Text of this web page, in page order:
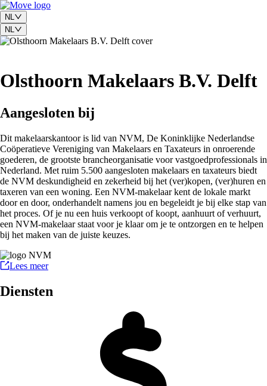
NL
NL
Olsthoorn Makelaars B.V. Delft
Aangesloten bij
Dit makelaarskantoor is lid van NVM, De Koninklijke Nederlandse
Coöperatieve Vereniging van Makelaars en Taxateurs in onroerende
goederen, de grootste brancheorganisatie voor vastgoedprofessionals in
Nederland. Met ruim 5.500 aangesloten makelaars en taxateurs biedt
de NVM deskundigheid en zekerheid bij het (ver)kopen, (ver)huren en
taxeren van een woning. Een NVM-makelaar kent de lokale markt
door en door, onderhandelt namens jou en begeleidt je bij elke stap van
het proces. Of je nu een huis verkoopt of koopt, aanhuurt of verhuurt,
een NVM-makelaar staat voor je klaar om je te ontzorgen en te helpen
bij het maken van de juiste keuzes.
Lees meer
Diensten